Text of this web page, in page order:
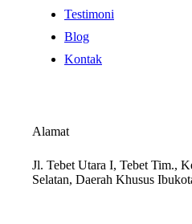
Testimoni
Blog
Kontak
Alamat
Jl. Tebet Utara I, Tebet Tim.,
Selatan, Daerah Khusus